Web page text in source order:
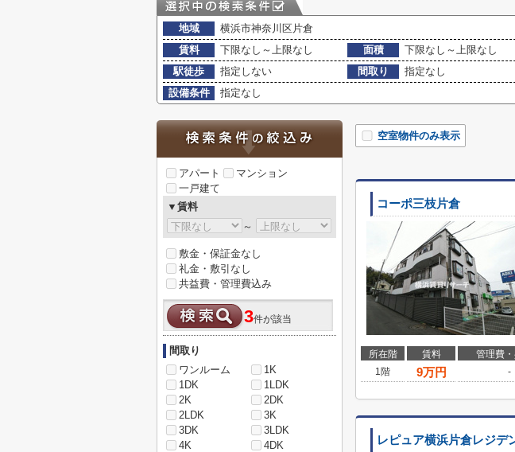
地域
横浜市神奈川区片倉
賃料
下限なし～上限なし 面積 下限なし～上限なし
駅徒歩
指定しない 間取り
指定なし
設備条件
指定なし
空室物件のみ表示
コーポ三枝片倉
所在階 賃料 管理費
1階
9万円 -
レピュア横浜片倉レジデ
アパート
マンション
一戸建て
▼賃料
～
敷金・保証金なし
礼金・敷引なし
共益費・管理費込み
3件が該当
間取り
ワンルーム
1K
1DK
1LDK
2K
2DK
2LDK
3K
3DK
3LDK
4K
4DK